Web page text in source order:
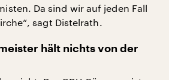
Da sind wir auf jeden Fall
sagt Distelrath.
hält nichts von der